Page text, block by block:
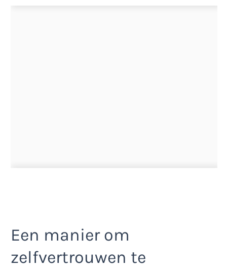
Een manier om
zelfvertrouwen te